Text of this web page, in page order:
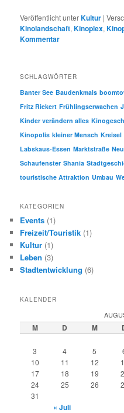
Veröffentlicht unterKultur |
Kinolandschaft,Kinoplex,
Kommentar
SCHLAGWÖRTER
Banter See Baudenkmals
Fritz Riekert Frühlingserwachen
Kinder verändern alles
Kinopolis kleiner Mensch Kreisel
Labskaus-Essen Marktstraße Neu
Schaufenster Shania
touristische Attraktion Umbau
KATEGORIEN
Events (1)
Freizeit/Touristik (1)
Kultur (1)
Leben (3)
Stadtentwicklung (6)
KALENDER
M D M
3
4 5
10
11 12
17
18 19
24
25 26
31
« Juli